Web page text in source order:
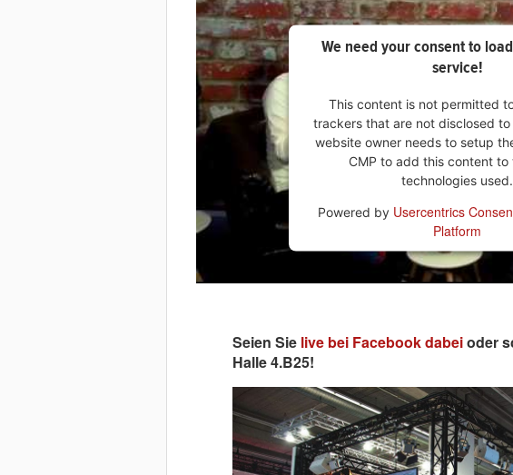
We need your consent to
service!
This content is not permitted
trackers that are not disclosed
website owner needs to setup
CMP to add this content to
technologies used.
Powered by Usercentrics
Platform
Seien Sie live bei Facebook dabeioder
Halle 4.B25!